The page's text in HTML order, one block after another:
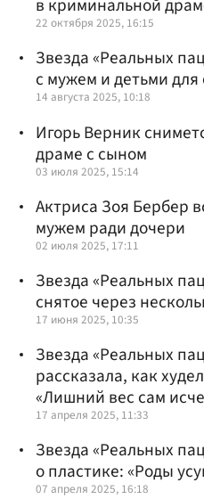
в криминальной
22 октября 2025, 16:15
Звезда «Реальных
с мужем и детьми
14 августа 2025, 10:18
Игорь Верник
драме с сыном
03 июля 2025, 15:14
Актриса Зоя Бербер
мужем ради дочери
02 июля 2025, 17:11
Звезда «Реальных
снятое через
17 июня 2025, 10:35
Звезда «Реальных
рассказала, как
«Лишний вес сам
17 апреля 2025, 11:33
Звезда «Реальных
о пластике: «Роды
07 апреля 2025, 16:18